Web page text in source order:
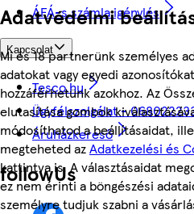
Adatvédelmi
Mi és 18 partnerünk személyes
adatokat vagy egyedi
hozzáférhetünk azokhoz. Az
elutasítása gombok
módosíthatod a beállításaidat,
megteheted azAdatkezelési és
kattintva is. A választásaidat
ez nem érinti a böngészési
személyre tudjuk szabni a
ÁFÁ-s számla igénylés
Kapcsolat
Tesco.hu
Ügyfélszolgálat -
Áruházkereső
followUs